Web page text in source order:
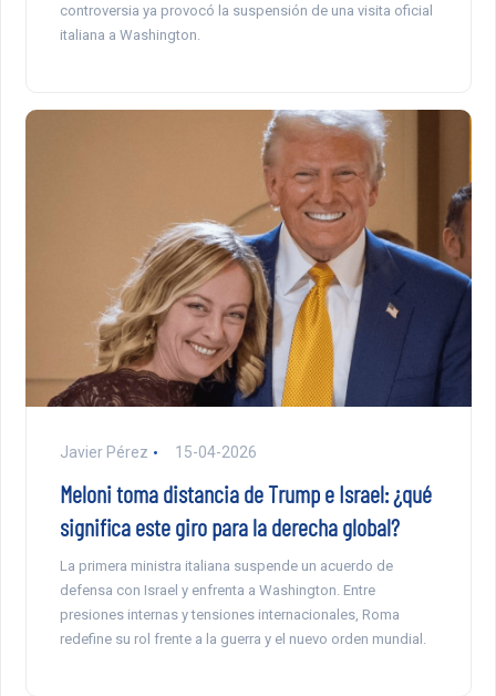
controversia ya provocó la suspensión de una visita oficial
italiana a Washington.
Javier Pérez 15-04-2026
Meloni toma distancia de Trump e Israel: ¿qué
significa este giro para la derecha global?
La primera ministra italiana suspende un acuerdo de
defensa con Israel y enfrenta a Washington. Entre
presiones internas y tensiones internacionales, Roma
redefine su rol frente a la guerra y el nuevo orden mundial.